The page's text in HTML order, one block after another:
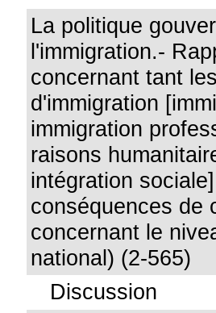
La politique
l'immigration.-
concernant tant
d'immigration
immigration
raisons
intégration
conséquences de
concernant le
national) (2-565)
Discussion